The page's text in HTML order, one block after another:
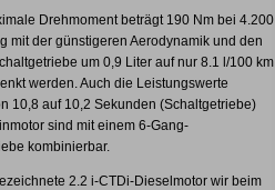
Drehmoment beträgt 190 Nm bei 4.200
mit der günstigeren Aerodynamik und den
um 0,9 Liter auf nur 8.1 l/100 km
werden. Auch die Leistungswerte
10,8 auf 10,2 Sekunden (Schaltgetriebe)
sind mit einem 6-Gang-
kombinierbar.
2.2 i-CTDi-Dieselmotor wir beim